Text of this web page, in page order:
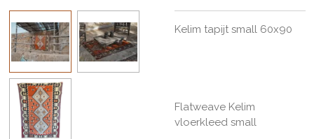
Kelim tapijt small 60x90
Flatweave Kelim
vloerkleed small